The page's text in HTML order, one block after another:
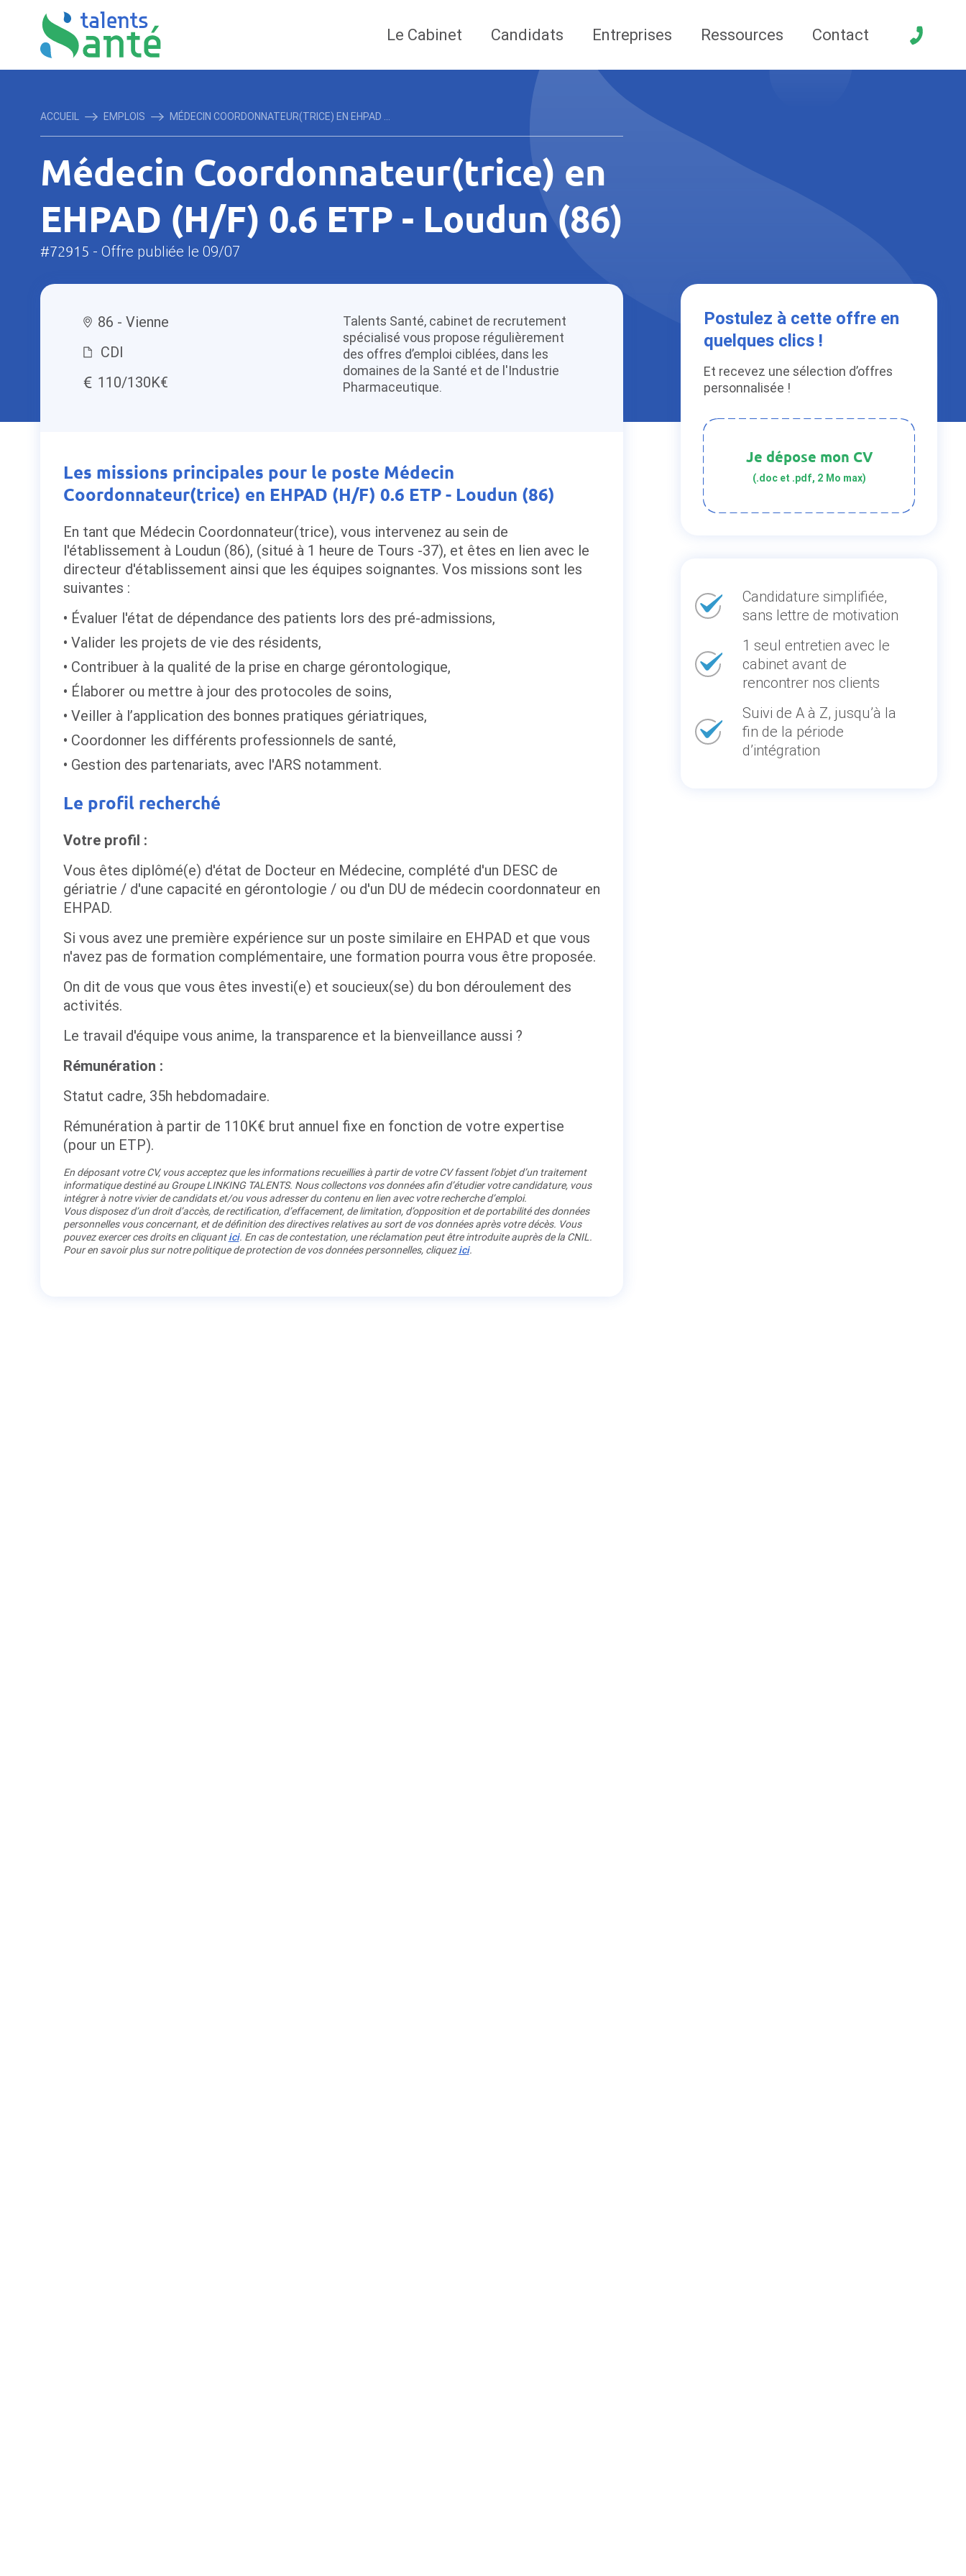
Le Cabinet Candidats Entreprises Ressources Contact
ACCUEIL EMPLOIS MÉDECIN COORDONNATEUR(TRICE) EN EHPAD ...
Médecin Coordonnateur(trice) en
EHPAD (H/F) 0.6 ETP - Loudun (86)
#72915 - Offre publiée le 09/07
86 - Vienne
CDI
110/130K€
Talents Santé, cabinet de recrutement
spécialisé vous propose régulièrement
des offres d’emploi ciblées, dans les
domaines de la Santé et de l'Industrie
Pharmaceutique.
Les missions principales pour le poste Médecin
Coordonnateur(trice) en EHPAD (H/F) 0.6 ETP - Loudun (86)
En tant que Médecin Coordonnateur(trice), vous intervenez au sein de
l'établissement à Loudun (86), (situé à 1 heure de Tours -37), et êtes en lien avec le
directeur d'établissement ainsi que les équipes soignantes. Vos missions sont les
suivantes :
Évaluer l'état de dépendance des patients lors des pré-admissions,
Valider les projets de vie des résidents,
Contribuer à la qualité de la prise en charge gérontologique,
Élaborer ou mettre à jour des protocoles de soins,
Veiller à l’application des bonnes pratiques gériatriques,
Coordonner les différents professionnels de santé,
Gestion des partenariats, avec l'ARS notamment.
Le profil recherché
Votre profil :
Vous êtes diplômé(e) d'état de Docteur en Médecine, complété d'un DESC de
gériatrie / d'une capacité en gérontologie / ou d'un DU de médecin coordonnateur en
EHPAD.
Si vous avez une première expérience sur un poste similaire en EHPAD et que vous
n'avez pas de formation complémentaire, une formation pourra vous être proposée.
On dit de vous que vous êtes investi(e) et soucieux(se) du bon déroulement des
activités.
Le travail d'équipe vous anime, la transparence et la bienveillance aussi ?
Rémunération :
Statut cadre, 35h hebdomadaire.
Rémunération à partir de 110K€ brut annuel fixe en fonction de votre expertise
(pour un ETP).
En déposant votre CV, vous acceptez que les informations recueillies à partir de votre CV fassent l’objet d’un traitement
informatique destiné au Groupe LINKING TALENTS. Nous collectons vos données afin d’étudier votre candidature, vous
intégrer à notre vivier de candidats et/ou vous adresser du contenu en lien avec votre recherche d’emploi.
Vous disposez d’un droit d’accès, de rectification, d’effacement, de limitation, d’opposition et de portabilité des données
personnelles vous concernant, et de définition des directives relatives au sort de vos données après votre décès. Vous
pouvez exercer ces droits en cliquantici. En cas de contestation, une réclamation peut être introduite auprès de la CNIL.
Pour en savoir plus sur notre politique de protection de vos données personnelles, cliquezici.
Postulez à cette offre en
quelques clics !
Et recevez une sélection d’offres
personnalisée !
Je dépose mon CV
(.doc et .pdf, 2 Mo max)
Candidature simplifiée,
sans lettre de motivation
1 seul entretien avec le
cabinet avant de
rencontrer nos clients
Suivi de A à Z, jusqu’à la
fin de la période
d’intégration